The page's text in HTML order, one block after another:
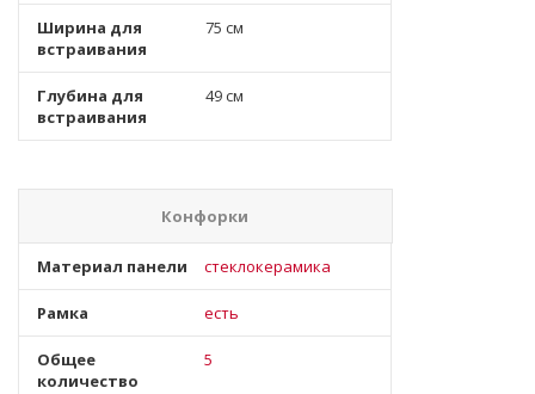
Ширина для
встраивания
75 см
Глубина для
встраивания
49 см
Конфорки
Материал панели стеклокерамика
Рамка есть
Общее
количество
5